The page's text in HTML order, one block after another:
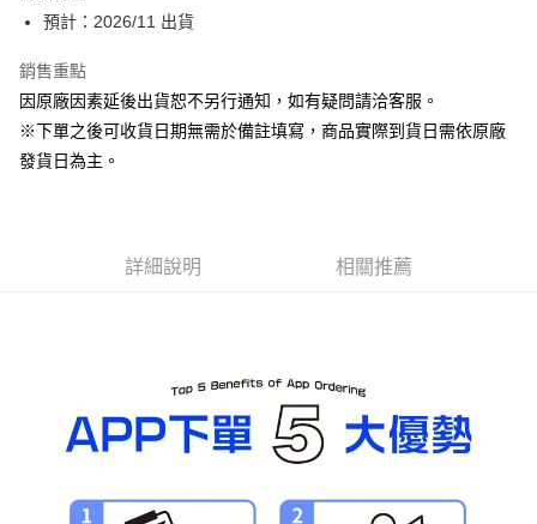
運送方式
預購-宅配(舊)
每筆NT$120，滿NT$3,000(含以上)免運費
預計：2026/11 出貨
銷售重點
因原廠因素延後出貨恕不另行通知，如有疑問請洽客服。
※下單之後可收貨日期無需於備註填寫，商品實際到貨日需依原廠
發貨日為主。
詳細說明 相關推薦